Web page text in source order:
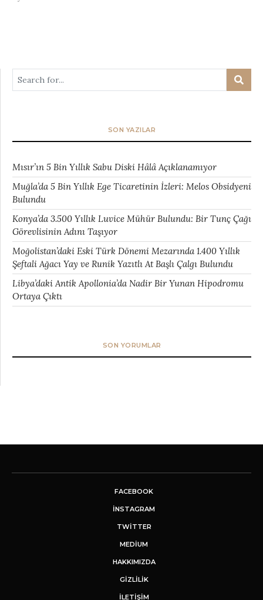
SON YAZILAR
Mısır’ın 5 Bin Yıllık Sabu Diski Hâlâ Açıklanamıyor
Muğla’da 5 Bin Yıllık Ege Ticaretinin İzleri: Melos Obsidyeni
Bulundu
Konya’da 3.500 Yıllık Luvice Mühür Bulundu: Bir Tunç Çağı
Görevlisinin Adını Taşıyor
Moğolistan’daki Eski Türk Dönemi Mezarında 1.400 Yıllık
Şeftali Ağacı Yay ve Runik Yazıtlı At Başlı Çalgı Bulundu
Libya’daki Antik Apollonia’da Nadir Bir Yunan Hipodromu
Ortaya Çıktı
SON YORUMLAR
FACEBOOK
INSTAGRAM
TWITTER
MEDIUM
HAKKIMIZDA
GİZLİLİK
İLETIŞIM